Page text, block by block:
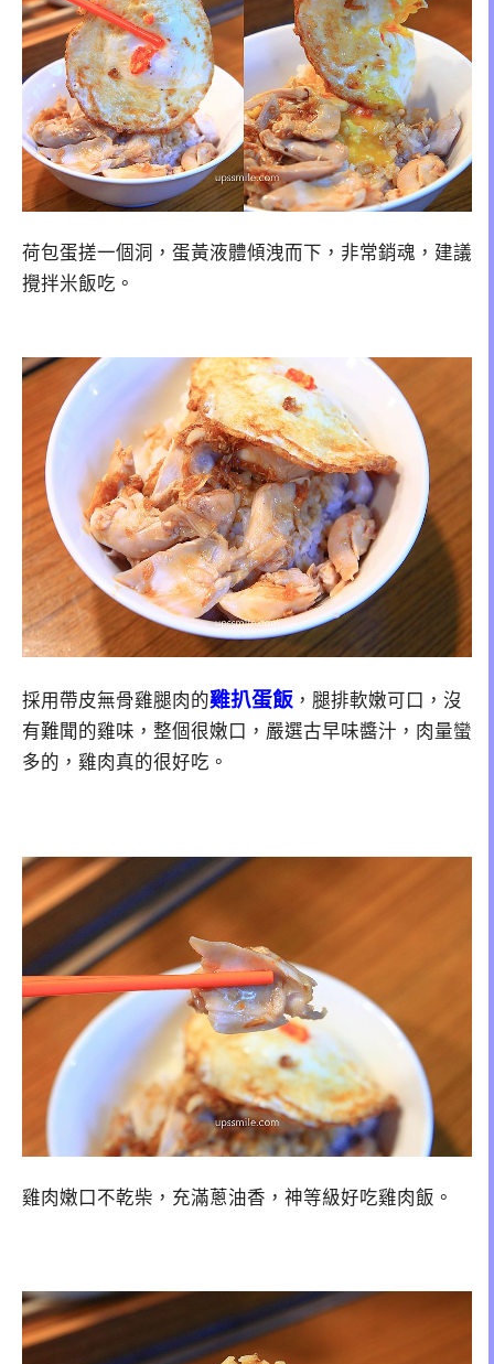
荷包蛋搓一個洞，蛋黃液體傾洩而下，非常銷魂，建議
攪拌米飯吃。
採用帶皮無骨雞腿肉的雞扒蛋飯 ，腿排軟嫩可口，沒
有難聞的雞味，整個很嫩口，嚴選古早味醬汁，肉量蠻
多的，雞肉真的很好吃。
雞肉嫩口不乾柴，充滿蔥油香，神等級好吃雞肉飯。